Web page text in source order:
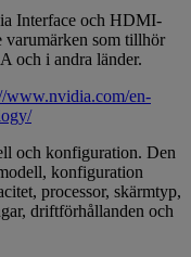
Interface och HDMI-
varumärken som tillhör
och i andra länder.
www.nvidia.com/en-
och konfiguration. Den
konfiguration
processor, skärmtyp,
driftförhållanden och